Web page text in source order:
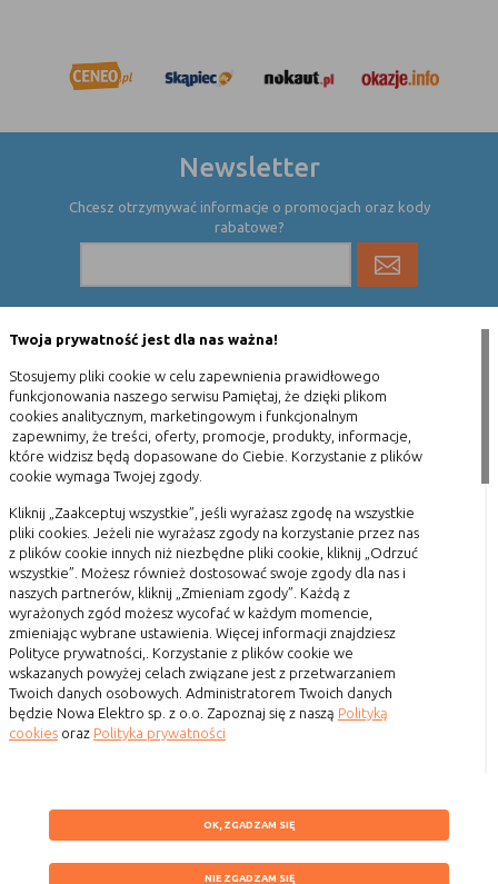
Twoja prywatność jest dla nas ważna!
Stosujemy pliki cookie w celu zapewnienia prawidłowego
funkcjonowania naszego serwisu Pamiętaj, że dzięki plikom
cookies analitycznym, marketingowym i funkcjonalnym
zapewnimy, że treści, oferty, promocje, produkty, informacje,
które widzisz będą dopasowane do Ciebie. Korzystanie z plików
cookie wymaga Twojej zgody.
Kliknij „Zaakceptuj wszystkie”, jeśli wyrażasz zgodę na wszystkie
pliki cookies. Jeżeli nie wyrażasz zgody na korzystanie przez nas
z plików cookie innych niż niezbędne pliki cookie, kliknij „Odrzuć
wszystkie”. Możesz również dostosować swoje zgody dla nas i
naszych partnerów, kliknij „Zmieniam zgody”. Każdą z
wyrażonych zgód możesz wycofać w każdym momencie,
zmieniając wybrane ustawienia. Więcej informacji znajdziesz
Polityce prywatności,. Korzystanie z plików cookie we
wskazanych powyżej celach związane jest z przetwarzaniem
Twoich danych osobowych. Administratorem Twoich danych
będzie Nowa Elektro sp. z o.o. Zapoznaj się z naszą Polityką
cookies oraz Polityka prywatności
Ułatwienia korzystania z naszych stron, prezentowania indywidualnych
treści i reklam oraz ich pomiaru, tworzenia statystyk, poprawy
OK, ZGADZAM SIĘ
NIE ZGADZAM SIĘ
ZAPISZ WYBRANE
Newsletter
Chcesz otrzymywać informacje o promocjach oraz kody
rabatowe?
Naszą ofertę kierujemy przede wszystkim do
prywatnych inwestorów. W sklepie ElektroZysk.pl
znajdą Państwo kompleksową ofertę obejmującą
wszystkie artykuły elektryczne potrzebne przy
remoncie mieszkania czy budowie domu.
Gwarantujemy markowe produkty w dobrych cenach,
które będą mogli Państwo kupić szybko i wygodnie bez
wychodzenia z domu!
Tagi
NOWOŚĆ
Szybki kontakt
693 861 586
Dołącz do nas